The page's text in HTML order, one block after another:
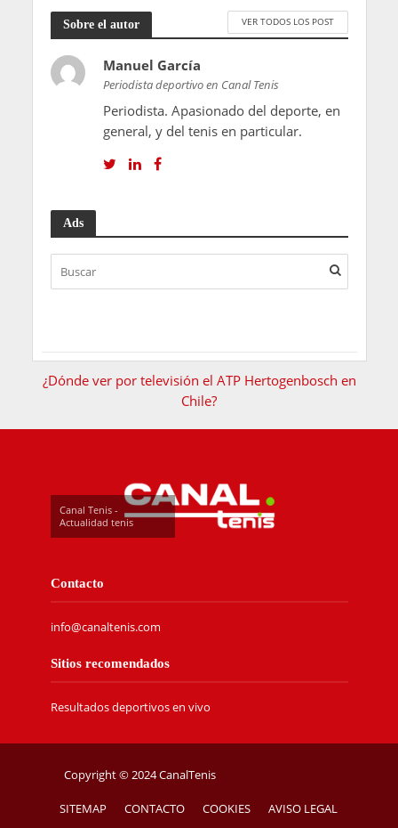
Sobre el autor VER TODOS LOS POST
Manuel García
Periodista deportivo en Canal Tenis
Periodista. Apasionado del deporte, en
general, y del tenis en particular.
Ads
¿Dónde ver por televisión el ATP Hertogenbosch en
Chile?
Canal Tenis -
Actualidad tenis
Contacto
info@canaltenis.com
Sitios recomendados
Resultados deportivos en vivo
Copyright © 2024 CanalTenis
SITEMAP CONTACTO COOKIES AVISO LEGAL